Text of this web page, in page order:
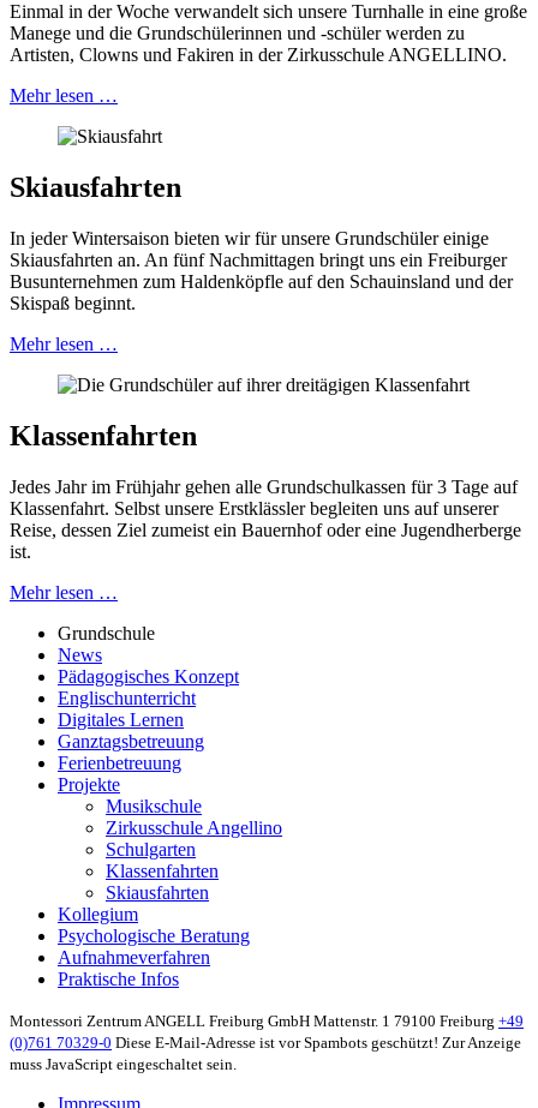
Einmal in der Woche verwandelt sich unsere Turnhalle in eine große
Manege und die Grundschülerinnen und -schüler werden zu
Artisten, Clowns und Fakiren in der Zirkusschule ANGELLINO.
Mehr lesen …
Skiausfahrten
In jeder Wintersaison bieten wir für unsere Grundschüler einige
Skiausfahrten an. An fünf Nachmittagen bringt uns ein Freiburger
Busunternehmen zum Haldenköpfle auf den Schauinsland und der
Skispaß beginnt.
Mehr lesen …
Klassenfahrten
Jedes Jahr im Frühjahr gehen alle Grundschulkassen für 3 Tage auf
Klassenfahrt. Selbst unsere Erstklässler begleiten uns auf unserer
Reise, dessen Ziel zumeist ein Bauernhof oder eine Jugendherberge
ist.
Mehr lesen …
Grundschule
News
Pädagogisches Konzept
Englischunterricht
Digitales Lernen
Ganztagsbetreuung
Ferienbetreuung
Projekte
Musikschule
Zirkusschule Angellino
Schulgarten
Klassenfahrten
Skiausfahrten
Kollegium
Psychologische Beratung
Aufnahmeverfahren
Praktische Infos
Montessori Zentrum ANGELL Freiburg GmbH Mattenstr. 1 79100 Freiburg +49
(0)761 70329-0 Diese E-Mail-Adresse ist vor Spambots geschützt! Zur Anzeige
muss JavaScript eingeschaltet sein.
Impressum